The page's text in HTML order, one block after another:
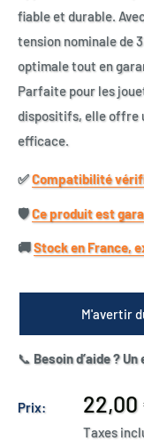
fiable et durable.
tension nominale de
optimale tout en
Parfaite pour les
dispositifs, elle offre
efficace.
✅​Compatibilité
🛡️​Ce produit est
🚚​Stock en France,
M'avertir
📞 Besoin d’aide ?
Prix:
Prix
réduit
22,00
Taxes